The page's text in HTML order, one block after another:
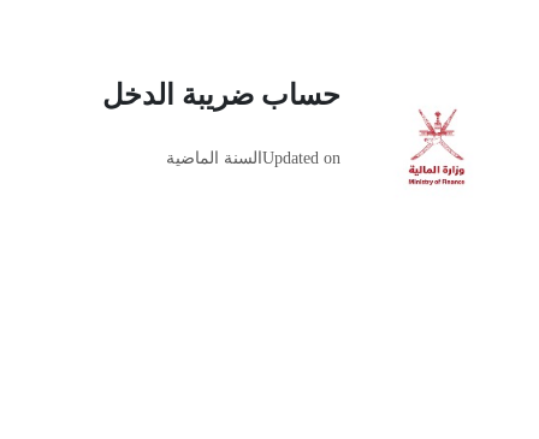
حساب ضريبة الدخل
Updated on السنة الماضية